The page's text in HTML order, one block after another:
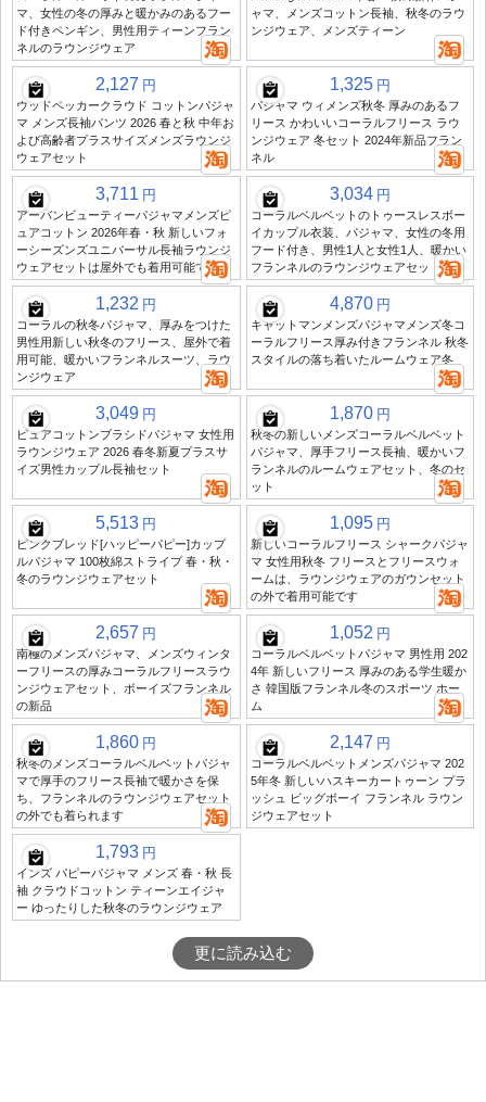
マ、女性の冬の厚みと暖かみのあるフー
ド付きペンギン、男性用ティーンフラン
ネルのラウンジウェア
ャマ、メンズコットン長袖、秋冬のラウ
ンジウェア、メンズティーン
2,127 円
ウッドペッカークラウド コットンパジャ
マ メンズ長袖パンツ 2026 春と秋 中年お
よび高齢者プラスサイズメンズラウンジ
ウェアセット
1,325 円
パジャマ ウィメンズ秋冬 厚みのあるフ
リース かわいいコーラルフリース ラウ
ンジウェア 冬セット 2024年新品フラン
ネル
3,711 円
アーバンビューティーパジャマメンズピ
ュアコットン 2026年春・秋 新しいフォ
ーシーズンズユニバーサル長袖ラウンジ
ウェアセットは屋外でも着用可能です
3,034 円
コーラルベルベットのトゥースレスボー
イカップル衣装、パジャマ、女性の冬用
フード付き、男性1人と女性1人、暖かい
フランネルのラウンジウェアセット
1,232 円
コーラルの秋冬パジャマ、厚みをつけた
男性用新しい秋冬のフリース、屋外で着
用可能、暖かいフランネルスーツ、ラウ
ンジウェア
4,870 円
キャットマンメンズパジャマメンズ冬コ
ーラルフリース厚み付きフランネル 秋冬
スタイルの落ち着いたルームウェア冬
3,049 円
ピュアコットンブラシドパジャマ 女性用
ラウンジウェア 2026 春冬新夏プラスサ
イズ男性カップル長袖セット
1,870 円
秋冬の新しいメンズコーラルベルベット
パジャマ、厚手フリース長袖、暖かいフ
ランネルのルームウェアセット、冬のセ
ット
5,513 円
ピンクブレッド[ハッピーパピー]カップ
ルパジャマ 100枚綿ストライプ 春・秋・
冬のラウンジウェアセット
1,095 円
新しいコーラルフリース シャークパジャ
マ 女性用秋冬 フリースとフリースウォ
ームは、ラウンジウェアのガウンセット
の外で着用可能です
2,657 円
南極のメンズパジャマ、メンズウィンタ
ーフリースの厚みコーラルフリースラウ
ンジウェアセット、ボーイズフランネル
の新品
1,052 円
コーラルベルベットパジャマ 男性用 202
4年 新しいフリース 厚みのある学生暖か
さ 韓国版フランネル冬のスポーツ ホー
ム
1,860 円
秋冬のメンズコーラルベルベットパジャ
マで厚手のフリース長袖で暖かさを保
ち、フランネルのラウンジウェアセット
の外でも着られます
2,147 円
コーラルベルベットメンズパジャマ 202
5年冬 新しいハスキーカートゥーン プラ
ッシュ ビッグボーイ フランネル ラウン
ジウェアセット
1,793 円
インズ パピーパジャマ メンズ 春・秋 長
袖 クラウドコットン ティーンエイジャ
ー ゆったりした秋冬のラウンジウェア
更に読み込む